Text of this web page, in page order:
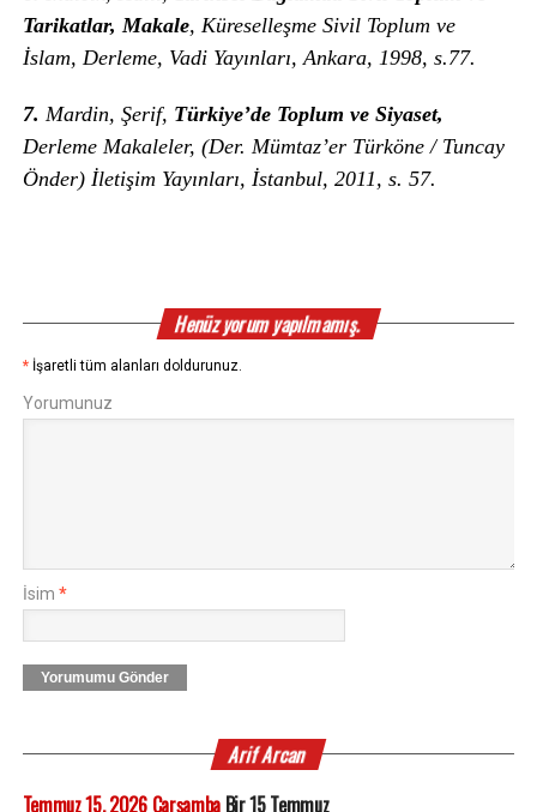
Tarikatlar, Makale, Küreselleşme Sivil Toplum ve
İslam, Derleme, Vadi Yayınları, Ankara, 1998, s.77.
7. Mardin, Şerif, Türkiye’de Toplum ve Siyaset,
Derleme Makaleler, (Der. Mümtaz’er Türköne / Tuncay
Önder) İletişim Yayınları, İstanbul, 2011, s. 57.
Henüz yorum yapılmamış.
* İşaretli tüm alanları doldurunuz.
Yorumunuz
İsim *
Yorumumu Gönder
Arif Arcan
Temmuz 15, 2026 ÇarşambaBir 15 Temmuz